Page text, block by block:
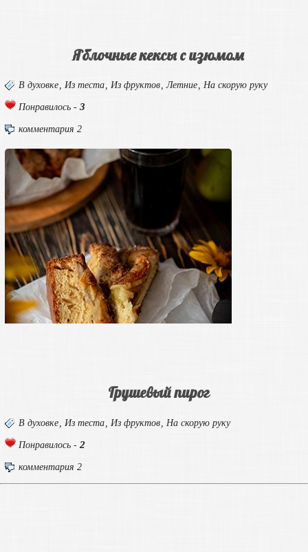
Яблочные кексы с изюмом
В духовке, Из теста, Из фруктов,Летние, На скорую руку
Понравилось -3
комментария 2
Грушевый пирог
В духовке Из теста Из фруктов На скорую руку
Понравилось -2
комментария 2